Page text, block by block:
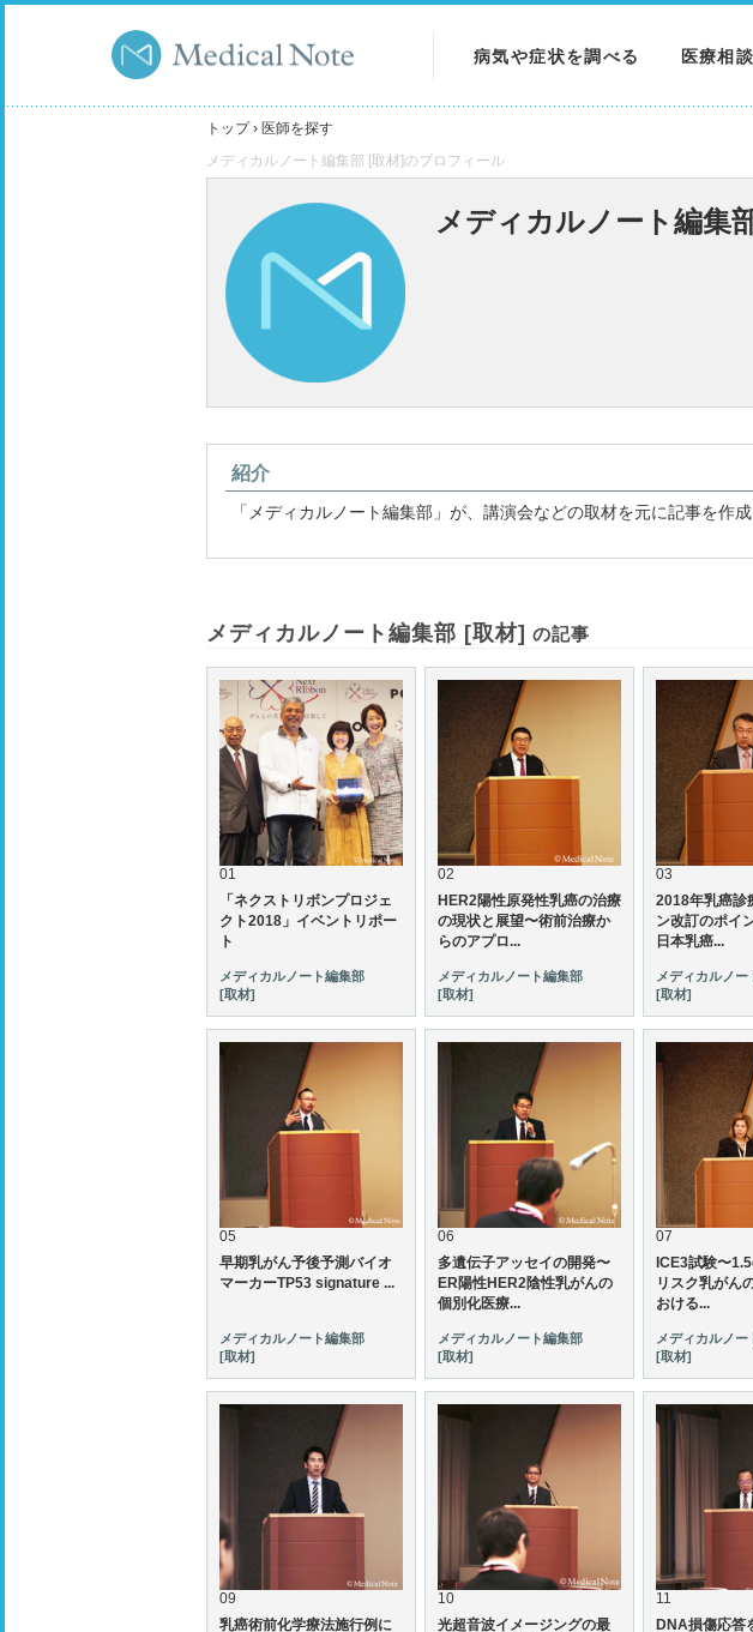
病気や症状を調べる
症状を調べる
医療相談
トップ› 医師を探す
メディカルノート編集部 [取材]のプロフィール
メディカルノート編集
紹介
「メディカルノート編集部」が、講演会などの取材を元に記事を作成
メディカルノート編集部 [取材] の記事
01
「ネクストリボンプロジェ
クト2018」イベントリポー
ト
メディカルノート編集部
[取材]
02
HER2陽性原発性乳癌の治療
の現状と展望〜術前治療か
らのアプロ...
メディカルノート編集部
[取材]
03
2018年乳癌診
ン改訂のポイ
日本乳癌...
メディカルノー
[取材]
05
早期乳がん予後予測バイオ
マーカーTP53 signature ...
メディカルノート編集部
[取材]
06
多遺伝子アッセイの開発〜
ER陽性HER2陰性乳がんの
個別化医療...
メディカルノート編集部
[取材]
07
ICE3試験〜
リスク乳がん
おける...
メディカルノー
[取材]
09
乳癌術前化学療法施行例に
10
光超音波イメージングの最
11
DNA損傷応答